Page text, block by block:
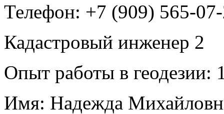
Телефон: +7 (909) 565-
Кадастровый инженер 2
Опыт работы в геодезии:
Имя: Надежда